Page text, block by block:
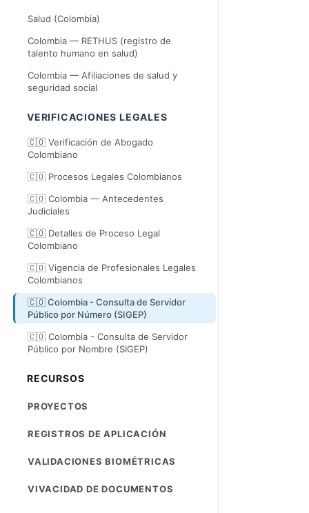
Salud (Colombia)
Colombia — RETHUS (registro de
talento humano en salud)
Colombia — Afiliaciones de salud y
seguridad social
VERIFICACIONES LEGALES
🇨🇴 Verificación de Abogado
Colombiano
🇨🇴 Procesos Legales Colombianos
🇨🇴 Colombia — Antecedentes
Judiciales
🇨🇴 Detalles de Proceso Legal
Colombiano
🇨🇴 Vigencia de Profesionales Legales
Colombianos
🇨🇴 Colombia - Consulta de Servidor
Público por Número (SIGEP)
🇨🇴 Colombia - Consulta de Servidor
Público por Nombre (SIGEP)
RECURSOS
PROYECTOS
REGISTROS DE APLICACIÓN
VALIDACIONES BIOMÉTRICAS
VIVACIDAD DE DOCUMENTOS